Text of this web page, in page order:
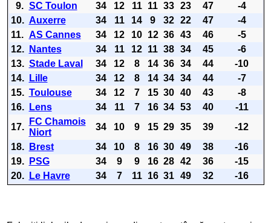
9. SC Toulon 34 12 11 11 33 23 47
-4
10. Auxerre 34 11 14 9 32 22 47
-4
11. AS Cannes 34 12 10 12 36 43 46
-5
12.
Nantes 34 11 12 11 38 34 45
-6
13. Stade Laval 34 12 8 14 36 34 44
-10
14.
Lille 34 12 8 14 34 34 44
-7
15. Toulouse 34 12 7 15 30 40 43
-8
16.
Lens 34 11 7 16 34 53 40
-11
17.
FC Chamois
Niort
34 10 9 15 29 35 39
-12
18.
Brest 34 10 8 16 30 49 38
-16
19.
PSG 34 9 9 16 28 42 36
-15
20.
Le Havre 34 7 11 16 31 49 32 -16